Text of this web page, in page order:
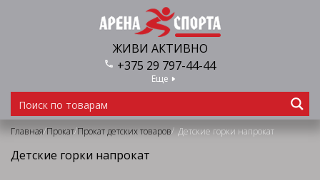
ЖИВИ АКТИВНО
+375 29 797-44-44
Еще
Главная/Прокат/Прокат детских товаров/ Детские горки напрокат
Детские горки напрокат